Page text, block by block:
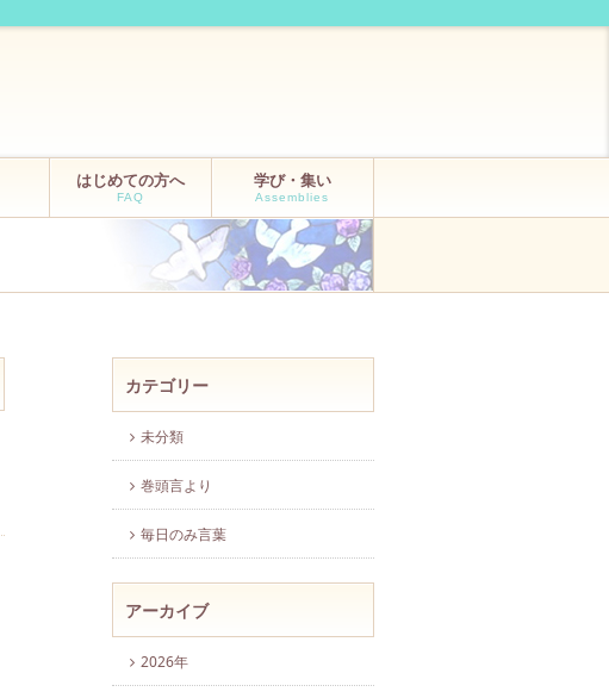
はじめての方へ
FAQ
学び・集い
Assemblies
カテゴリー
未分類
巻頭言より
毎日のみ言葉
アーカイブ
2026年